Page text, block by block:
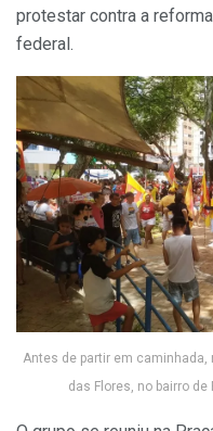
protestar contra a
federal.
Antes de partir em
das Flores, no bairro de